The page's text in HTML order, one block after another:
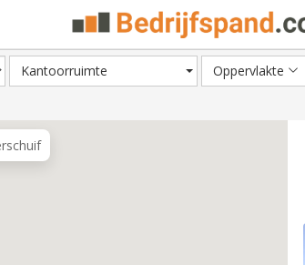
Kantoorruimte Oppervlakte